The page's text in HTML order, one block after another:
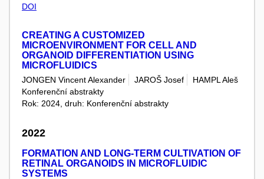
DOI
CREATING A CUSTOMIZED
MICROENVIRONMENT FOR CELL AND
ORGANOID DIFFERENTIATION USING
MICROFLUIDICS
JONGEN Vincent Alexander JAROŠ Josef
HAMPL Aleš
Konferenční abstrakty
Rok: 2024, druh: Konferenční abstrakty
2022
FORMATION AND LONG-TERM CULTIVATION OF
RETINAL ORGANOIDS IN MICROFLUIDIC
SYSTEMS